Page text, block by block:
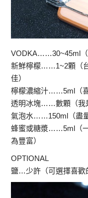
VODKA……30~45ml（
新鮮檸檬……1~2顆（
佳）
檸檬濃縮汁……5ml（喜
透明冰塊……數顆（我
氣泡水……150ml（盡
蜂蜜或糖漿……5ml（
為豐富）
OPTIONAL
鹽…少許（可選擇喜歡